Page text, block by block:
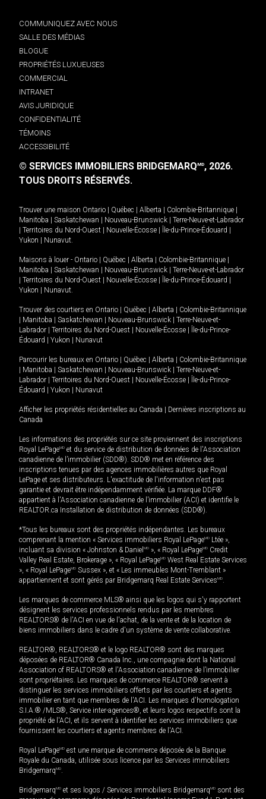
COMMUNIQUEZ AVEC NOUS
SALLE DES MÉDIAS
BLOGUE
PROPRIÉTÉS LUXUEUSES
COMMERCIAL
INTRANET
AVIS JURIDIQUE
CONFIDENTIALITÉ
TÉMOINS
ACCESSIBILITÉ
© SERVICES IMMOBILIERS BRIDGEMARQMD, 2026.
TOUS DROITS RÉSERVÉS.
Trouver une maison Ontario Québec Alberta Colombie-Britannique
Manitoba
Saskatchewan Nouveau-Brunswick
Terre-Neuve-et-Labrador
Territoires du Nord-Ouest Nouvelle-Écosse Île-du-Prince-Édouard
Yukon
Nunavut.
Maisons à louer - Ontario Québec Alberta Colombie-Britannique
Manitoba
Saskatchewan Nouveau-Brunswick
Terre-Neuve-et-Labrador
Territoires du Nord-Ouest Nouvelle-Écosse Île-du-Prince-Édouard
Yukon
Nunavut.
Trouver des courtiers en Ontario Québec Alberta
Colombie-Britannique
Manitoba Saskatchewan Nouveau-Brunswick
Terre-Neuve-et-
Labrador
Territoires du Nord-Ouest Nouvelle-Écosse
Île-du-Prince-
Édouard
Yukon Nunavut
Parcourir les bureaux en Ontario Québec Alberta
Colombie-Britannique
Manitoba Saskatchewan Nouveau-Brunswick
Terre-Neuve-et-
Labrador
Territoires du Nord-Ouest Nouvelle-Écosse
Île-du-Prince-
Édouard
Yukon Nunavut
Afficher les propriétés résidentielles au Canada
Dernières inscriptions au
Canada
Les informations des propriétés sur ce site proviennent des inscriptions
Royal LePageMD et du service de distribution de données de l'Association
canadienne de l’immobilier (SDD®). SDD® met en référence des
inscriptions tenues par des agences immobilières autres que Royal
LePage et ses distributeurs. L'exactitude de l'information n'est pas
garantie et devrait être indépendamment vérifiée. La marque DDF®
appartient à l'Association canadienne de l’immobilier (ACI) et identifie le
REALTOR.ca Installation de distribution de données (SDD®).
*Tous les bureaux sont des propriétés indépendantes. Les bureaux
comprenant la mention « Services immobiliers Royal LePageMD Ltée »,
incluant sa division « Johnston & Daniel MD », « Royal LePageMD Credit
Valley Real Estate, Brokerage », « Royal LePageMD West Real Estate Services
», « Royal LePageMD Sussex », et « Les immeubles Mont-Tremblant »
appartiennent et sont gérés par Bridgemarq Real Estate ServicesMD.
Les marques de commerce MLS® ainsi que les logos qui s'y rapportent
désignent les services professionnels rendus par les membres
REALTORS® de l'ACI en vue de l'achat, de la vente et de la location de
biens immobiliers dans le cadre d'un système de vente collaborative.
REALTOR®, REALTORS® et le logo REALTOR® sont des marques
déposées de REALTOR® Canada Inc., une compagnie dont la National
Association of REALTORS® et l'Association canadienne de l’immobilier
sont propriétaires. Les marques de commerce REALTOR® servent à
distinguer les services immobiliers offerts par les courtiers et agents
immobilier en tant que membres de l'ACI. Les marques d'homologation
S.I.A.® /MLS®, Service inter-agences®, et leurs logos respectifs sont la
propriété de l'ACI, et ils servent à identifier les services immobiliers que
fournissent les courtiers et agents membres de l'ACI.
Royal LePageMD est une marque de commerce déposée de la Banque
Royale du Canada, utilisée sous licence par les Services immobiliers
BridgemarqMD.
BridgemarqMD et ses logos / Services immobiliers BridgemarqMD sont des